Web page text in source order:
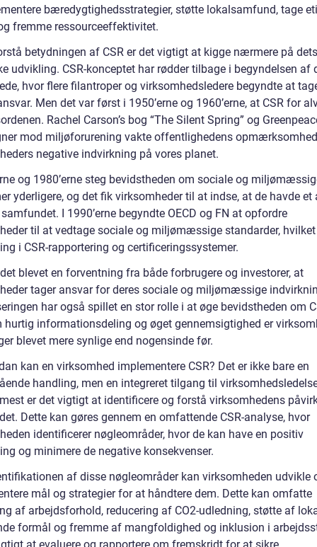
bæredygtighedsstrategier, støtte lokalsamfund, tage
fremme ressourceeffektivitet.
betydningen af CSR er det vigtigt at kigge nærmere på dets
udvikling. CSR-konceptet har rødder tilbage i begyndelsen af
hvor flere filantroper og virksomhedsledere begyndte at
Men det var først i 1950’erne og 1960’erne, at CSR for
Rachel Carson’s bog “The Silent Spring” og
mod miljøforurening vakte offentlighedens
negative indvirkning på vores planet.
og 1980’erne steg bevidstheden om sociale og
yderligere, og det fik virksomheder til at indse, at de havde et
I 1990’erne begyndte OECD og FN at opfordre
til at vedtage sociale og miljømæssige standarder,
i CSR-rapportering og certificeringssystemer.
blevet en forventning fra både forbrugere og investorer, at
tager ansvar for deres sociale og miljømæssige
har også spillet en stor rolle i at øge bevidstheden om
hurtig informationsdeling og øget gennemsigtighed er
blevet mere synlige end nogensinde før.
kan en virksomhed implementere CSR? Det er ikke bare en
handling, men en integreret tilgang til
er det vigtigt at identificere og forstå virksomhedens
Dette kan gøres gennem en omfattende CSR-analyse, hvor
identificerer nøgleområder, hvor de kan have en positiv
og minimere de negative konsekvenser.
af disse nøgleområder kan virksomheden udvikle
mål og strategier for at håndtere dem. Dette kan omfatte
af arbejdsforhold, reducering af CO2-udledning, støtte af
formål og fremme af mangfoldighed og inklusion i